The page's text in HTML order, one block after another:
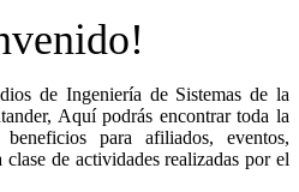
de Ingeniería de Sistemas de la
Aquí podrás encontrar toda la
para afiliados, eventos,
de actividades realizadas por el